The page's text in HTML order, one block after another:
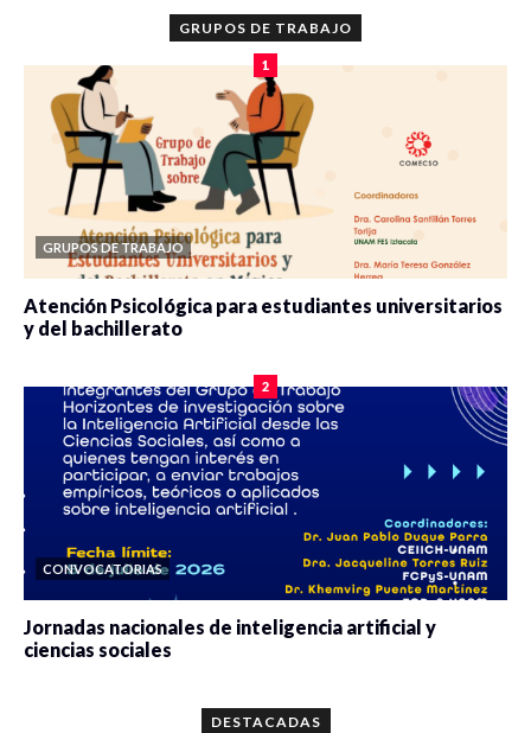
GRUPOS DE TRABAJO
1
GRUPOS DE TRABAJO
Atención Psicológica para estudiantes universitarios
y del bachillerato
2
CONVOCATORIAS
Jornadas nacionales de inteligencia artificial y
ciencias sociales
DESTACADAS